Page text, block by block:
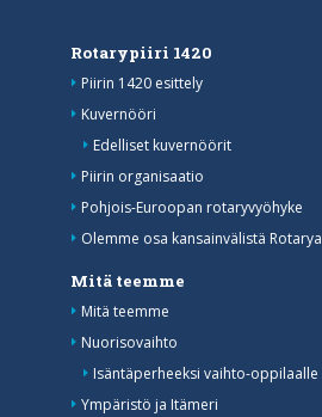
Rotarypiiri 1420
Piirin 1420 esittely
Kuvernööri
Edelliset kuvernöörit
Piirin organisaatio
Pohjois-Euroopan rotaryvyöhyke
Olemme osa kansainvälistä Rotarya
Mitä teemme
Mitä teemme
Nuorisovaihto
Isäntäperheeksi vaihto-oppilaalle
Ympäristö ja Itämeri